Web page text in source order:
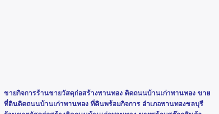
ขายกิจการร้านขายวัสดุก่อสร้างพานทอง ติดถนนบ้านเก่าพานทอง ขาย
ที่ดินติดถนนบ้านเก่าพานทอง ที่ดินพร้อมกิจการ อำเภอพานทองชลบุรี